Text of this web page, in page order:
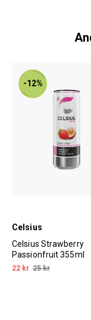
-12%
Celsius
Celsius Strawberry
Passionfruit 355ml
22 kr 25 kr